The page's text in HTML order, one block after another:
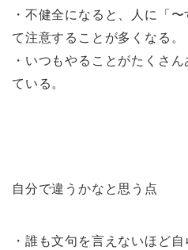
・不健全になると、人に「
て注意することが多くなる。
・いつもやることがたくさ
ている。
自分で違うかなと思う点
・誰も文句を言えないほど